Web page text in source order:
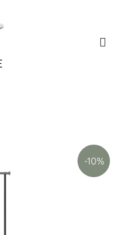
madera.
blanco.
colores.
-10%